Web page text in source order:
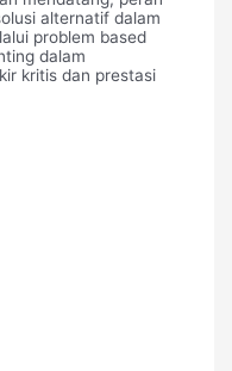
alternatif dalam
problem based
dalam
kritis dan prestasi